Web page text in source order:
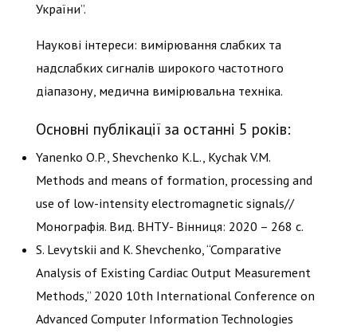
України”.
Наукові інтереси: вимірювання слабких та
надслабких сигналів широкого частотного
діапазону, медична вимірювальна техніка.
Основні публікації за останні 5 років:
Yanenko O.P., Shevchenko K.L., Kychak V.M.
Methods and means of formation, processing and
use of low-intensity electromagnetic signals//
Монографія. Вид. ВНТУ- Вінниця: 2020 – 268 с.
S. Levytskii and K. Shevchenko, “Comparative
Analysis of Existing Cardiac Output Measurement
Methods,” 2020 10th International Conference on
Advanced Computer Information Technologies